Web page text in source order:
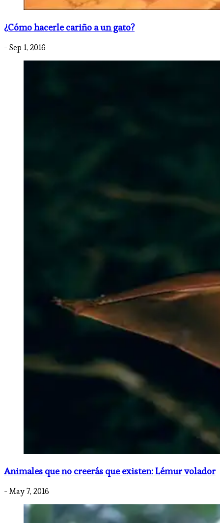
¿Cómo hacerle cariño a un gato?
- Sep 1, 2016
Animales que no creerás que existen: Lémur volador
- May 7, 2016